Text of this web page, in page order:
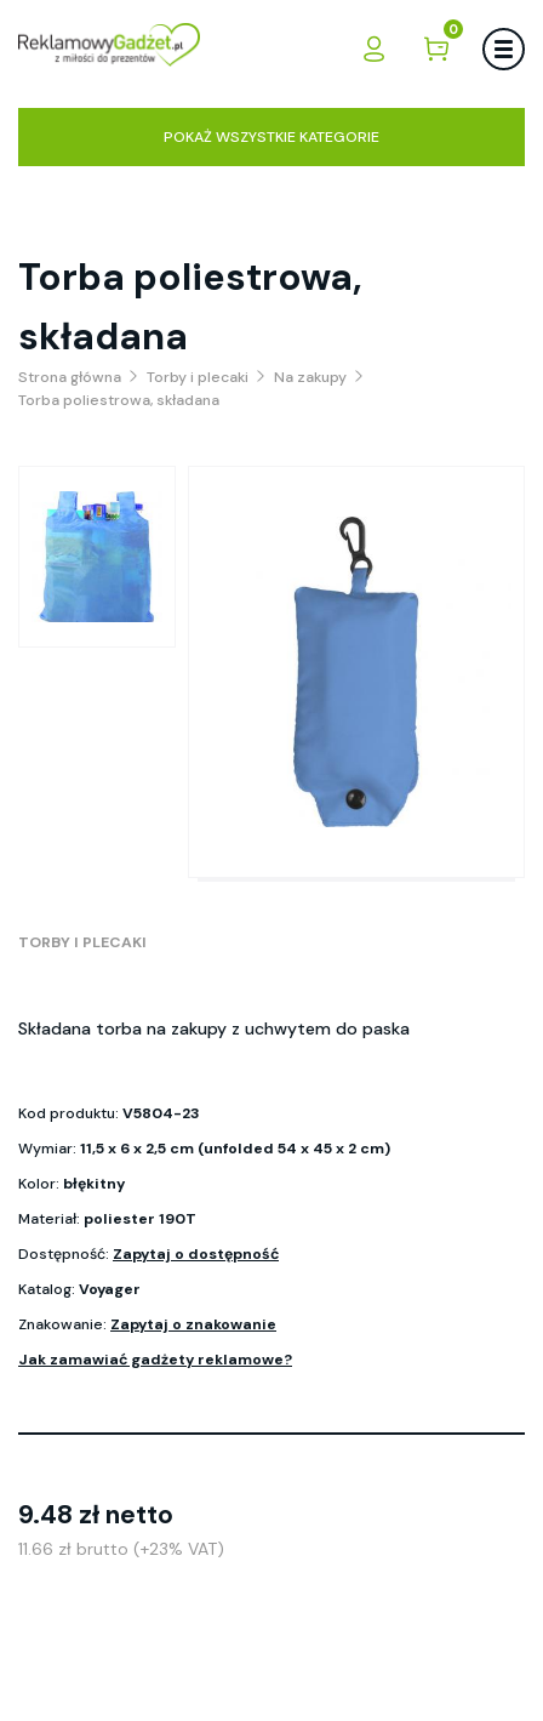
0
POKAŻ WSZYSTKIE KATEGORIE
Torba poliestrowa,
składana
Strona główna Torby i plecaki
Na zakupy
Torba poliestrowa, składana
TORBY I PLECAKI
Składana torba na zakupy z uchwytem do paska
Kod produktu: V5804-23
Wymiar: 11,5 x 6 x 2,5 cm (unfolded 54 x 45 x 2 cm)
Kolor: błękitny
Materiał: poliester 190T
Dostępność: Zapytaj o dostępność
Katalog: Voyager
Znakowanie: Zapytaj o znakowanie
Jak zamawiać gadżety reklamowe?
9.48 zł netto
11.66 zł brutto (+23% VAT)